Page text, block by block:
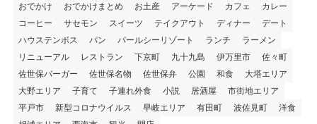
おでかけ おでかけまとめ お土産 アーケード カフェ
カレー
コーヒー
サセモン スイーツ テイクアウト ディナー
デート
ハウステンボス
パン パールシーリゾート ランチ
ラーメン
リニューアル
レストラン 下京町 九十九島 伊万里市
佐々町
佐世保バーガー
佐世保名物 佐世保弁 公園 和食
大塔エリア
大野エリア
子育て 子連れ外食 小説 居酒屋
市街地エリア
平戸市
新型コロナウイルス 早岐エリア 有田町 波佐見町
洋食